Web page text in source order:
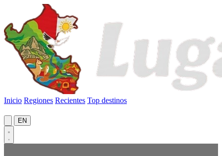
Inicio Regiones Recientes Top destinos
EN